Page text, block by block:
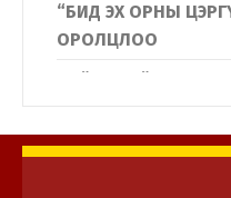
“БИД ЭХ ОРНЫ
ОРОЛЦЛОО
Нийслэлийн
Дотоодын цэргийн
ажиллагаатай